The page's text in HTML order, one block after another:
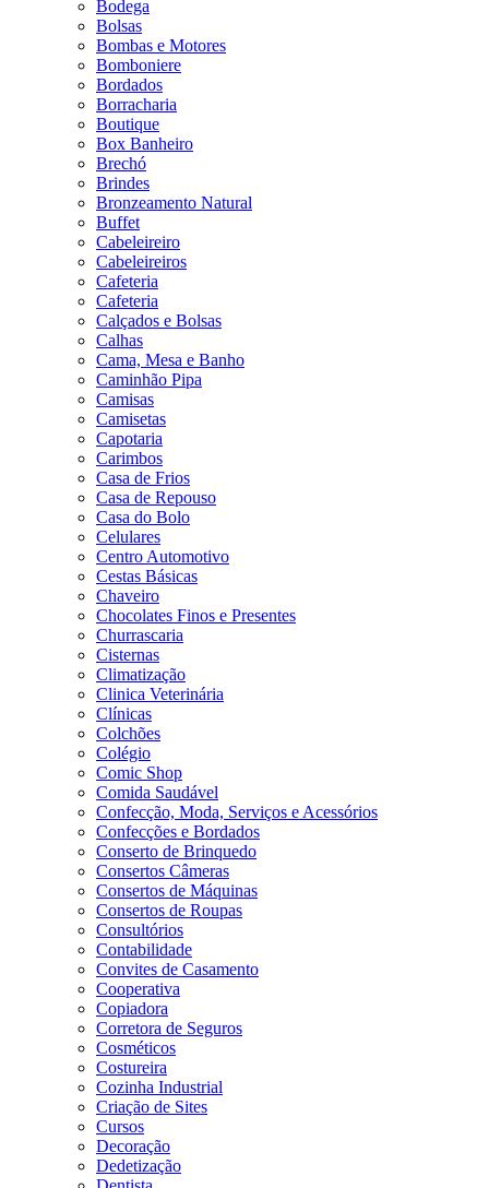
Bodega
Bolsas
Bombas e Motores
Bomboniere
Bordados
Borracharia
Boutique
Box Banheiro
Brechó
Brindes
Bronzeamento Natural
Buffet
Cabeleireiro
Cabeleireiros
Cafeteria
Cafeteria
Calçados e Bolsas
Calhas
Cama, Mesa e Banho
Caminhão Pipa
Camisas
Camisetas
Capotaria
Carimbos
Casa de Frios
Casa de Repouso
Casa do Bolo
Celulares
Centro Automotivo
Cestas Básicas
Chaveiro
Chocolates Finos e Presentes
Churrascaria
Cisternas
Climatização
Clinica Veterinária
Clínicas
Colchões
Colégio
Comic Shop
Comida Saudável
Confecção, Moda, Serviços e Acessórios
Confecções e Bordados
Conserto de Brinquedo
Consertos Câmeras
Consertos de Máquinas
Consertos de Roupas
Consultórios
Contabilidade
Convites de Casamento
Cooperativa
Copiadora
Corretora de Seguros
Cosméticos
Costureira
Cozinha Industrial
Criação de Sites
Cursos
Decoração
Dedetização